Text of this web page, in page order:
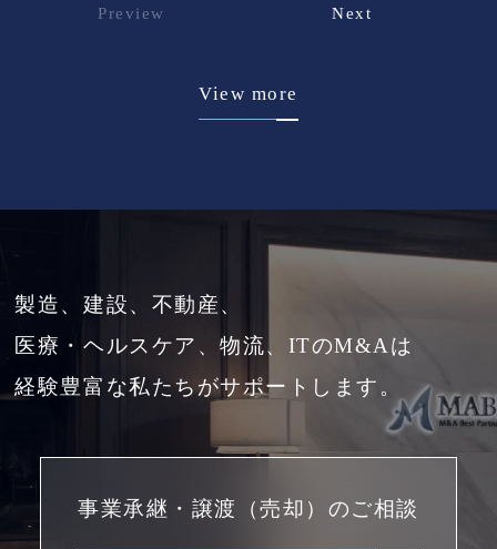
Preview Next
View more
製造、建設、不動産、
医療・ヘルスケア、物流、ITのM&Aは
経験豊富な私たちがサポートします。
事業承継・譲渡（売却）のご相談